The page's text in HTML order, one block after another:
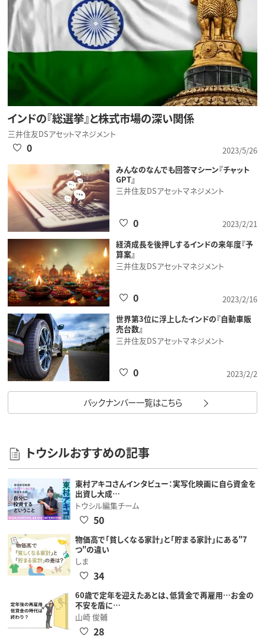
インドの『総選挙』と株式市場の深い関係
三井住友DSアセットマネジメント
2023/5/26
0
みんなのなんでも回答マシーン『チャット
GPT』
三井住友DSアセットマネジメント
2023/2/21
0
経済成長を後押しするインドの来年度『予
算案』
三井住友DSアセットマネジメント
2023/2/16
0
世界第3位に浮上したインドの『自動車販
売台数』
三井住友DSアセットマネジメント
2023/2/2
0
バックナンバー一覧はこちら
トウシルおすすめの記事
東村アキコさんインタビュー：実写化映画に自ら資金を
出資し大成…
トウシル編集チーム
50
物価高で「貧しくなる家計」と「貯まる家計」にある"7
つ"の違い
しま
34
60歳で定年を迎えたあとは、低賃金で再雇用…お金の
不安を盾に…
山崎 俊輔
28